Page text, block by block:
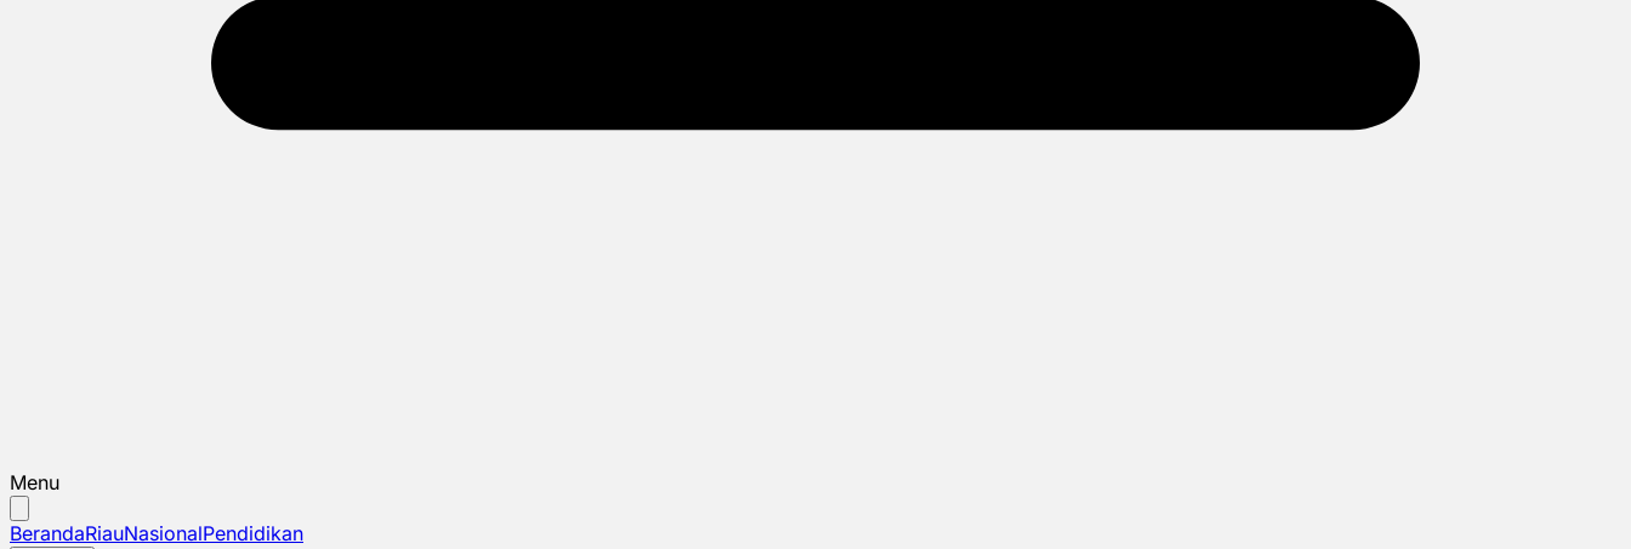
Menu
BerandaRiauNasionalPendidikan